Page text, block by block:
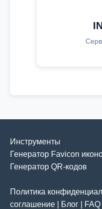
Инструменты
Генератор Favicon
Генератор QR-кодов
Политика
соглашение
Блог FAQ